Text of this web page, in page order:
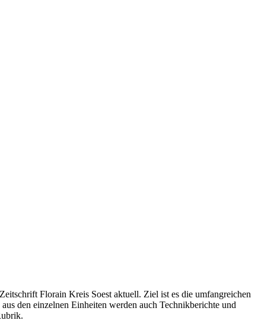
Florain Kreis Soest aktuell. Ziel ist es die umfangreichen
den einzelnen Einheiten werden auch Technikberichte und